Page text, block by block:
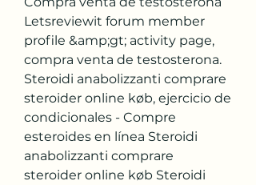
Letsreviewit forum member
profile &amp;gt; activity page,
compra venta de testosterona.
Steroidi anabolizzanti comprare
steroider online køb, ejercicio de
condicionales - Compre
esteroides en línea Steroidi
anabolizzanti comprare
steroider online køb Steroidi